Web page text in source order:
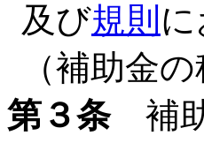
及び規則
（補助金の
第３条補助